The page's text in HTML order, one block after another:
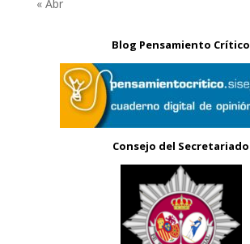
« Abr
Blog Pensamiento Crítico
Consejo del Secretariado